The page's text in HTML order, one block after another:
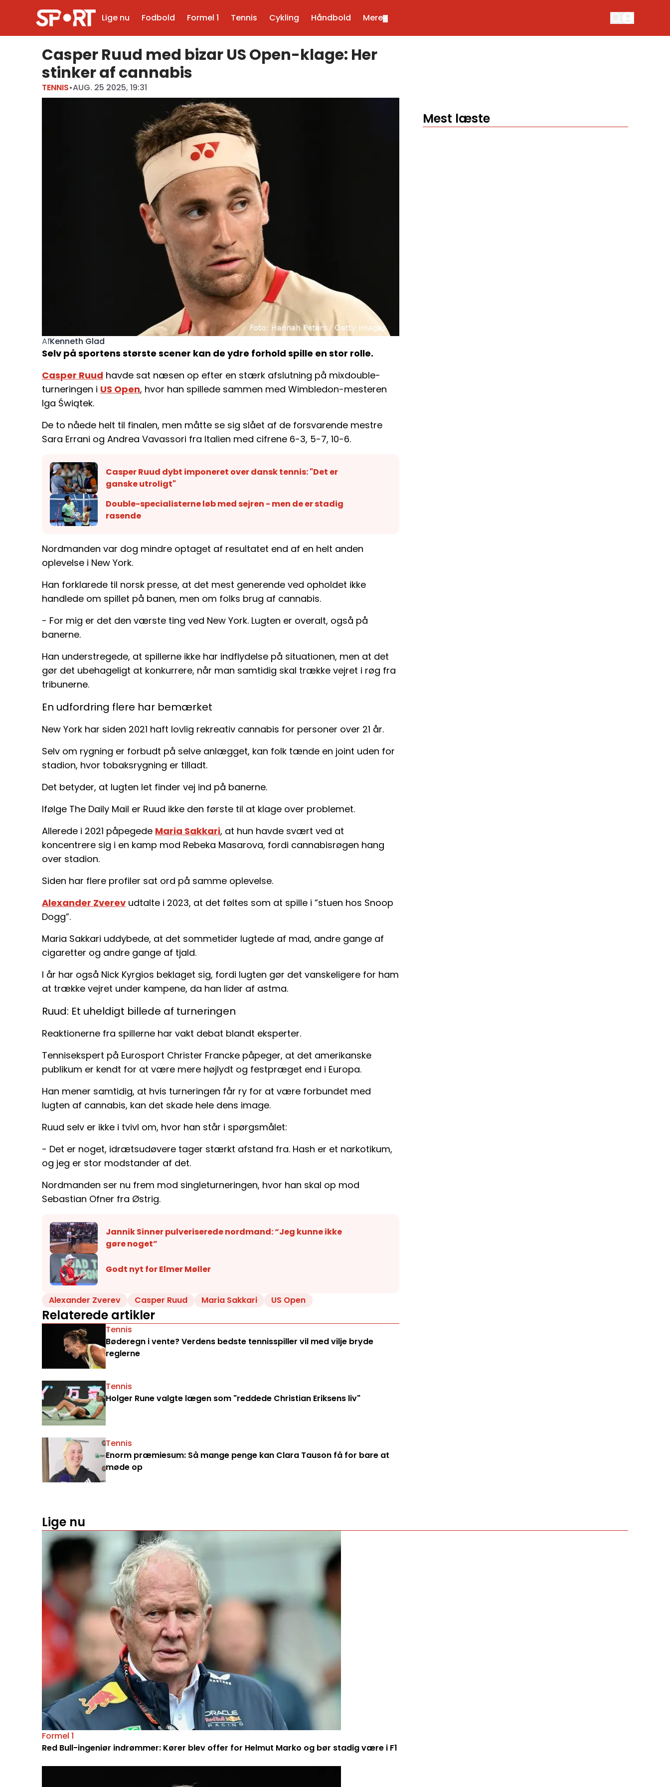
Lige nu Fodbold Formel 1 Tennis Cykling Håndbold Mere
Casper Ruud med bizar US Open-klage: Her
stinker af cannabis
TENNIS•AUG. 25 2025, 19:31
AfKenneth Glad
Selv på sportens største scener kan de ydre forhold spille en stor rolle.
Casper Ruud havde sat næsen op efter en stærk afslutning på mixdouble-
turneringen i US Open, hvor han spillede sammen med Wimbledon-mesteren
Iga Świątek.
De to nåede helt til finalen, men måtte se sig slået af de forsvarende mestre
Sara Errani og Andrea Vavassori fra Italien med cifrene 6-3, 5-7, 10-6.
Casper Ruud dybt imponeret over dansk tennis: "Det er
ganske utroligt"
Double-specialisterne løb med sejren - men de er stadig
rasende
Nordmanden var dog mindre optaget af resultatet end af en helt anden
oplevelse i New York.
Han forklarede til norsk presse, at det mest generende ved opholdet ikke
handlede om spillet på banen, men om folks brug af cannabis.
- For mig er det den værste ting ved New York. Lugten er overalt, også på
banerne.
Han understregede, at spillerne ikke har indflydelse på situationen, men at det
gør det ubehageligt at konkurrere, når man samtidig skal trække vejret i røg fra
tribunerne.
En udfordring flere har bemærket
New York har siden 2021 haft lovlig rekreativ cannabis for personer over 21 år.
Selv om rygning er forbudt på selve anlægget, kan folk tænde en joint uden for
stadion, hvor tobaksrygning er tilladt.
Det betyder, at lugten let finder vej ind på banerne.
Ifølge The Daily Mail er Ruud ikke den første til at klage over problemet.
Allerede i 2021 påpegede Maria Sakkari, at hun havde svært ved at
koncentrere sig i en kamp mod Rebeka Masarova, fordi cannabisrøgen hang
over stadion.
Siden har flere profiler sat ord på samme oplevelse.
Alexander Zverev udtalte i 2023, at det føltes som at spille i ”stuen hos Snoop
Dogg”.
Maria Sakkari uddybede, at det sommetider lugtede af mad, andre gange af
cigaretter og andre gange af tjald.
I år har også Nick Kyrgios beklaget sig, fordi lugten gør det vanskeligere for ham
at trække vejret under kampene, da han lider af astma.
Ruud: Et uheldigt billede af turneringen
Reaktionerne fra spillerne har vakt debat blandt eksperter.
Tennisekspert på Eurosport Christer Francke påpeger, at det amerikanske
publikum er kendt for at være mere højlydt og festpræget end i Europa.
Han mener samtidig, at hvis turneringen får ry for at være forbundet med
lugten af cannabis, kan det skade hele dens image.
Ruud selv er ikke i tvivl om, hvor han står i spørgsmålet:
- Det er noget, idrætsudøvere tager stærkt afstand fra. Hash er et narkotikum,
og jeg er stor modstander af det.
Nordmanden ser nu frem mod singleturneringen, hvor han skal op mod
Sebastian Ofner fra Østrig.
Jannik Sinner pulveriserede nordmand: “Jeg kunne ikke
gøre noget”
Godt nyt for Elmer Møller
Alexander Zverev Casper Ruud Maria Sakkari US Open
Relaterede artikler
Tennis
Bøderegn i vente? Verdens bedste tennisspiller vil med vilje bryde
reglerne
Tennis
Holger Rune valgte lægen som "reddede Christian Eriksens liv"
Tennis
Enorm præmiesum: Så mange penge kan Clara Tauson få for bare at
møde op
Mest læste
Lige nu
Formel 1
Red Bull-ingeniør indrømmer: Kører blev offer for Helmut Marko og bør stadig være i F1